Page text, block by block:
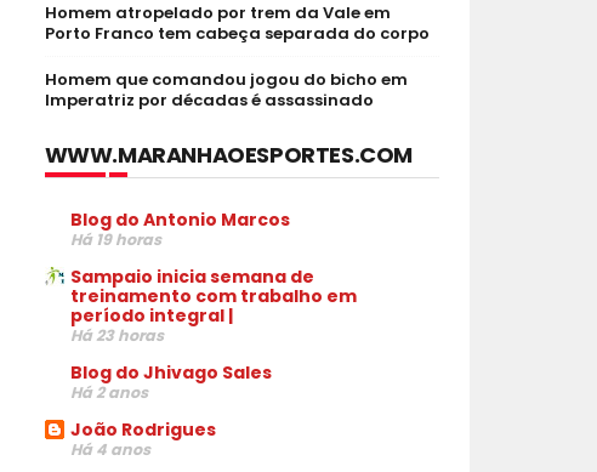
Homem atropelado por trem da Vale em
Porto Franco tem cabeça separada do corpo
Homem que comandou jogou do bicho em
Imperatriz por décadas é assassinado
WWW.MARANHAOESPORTES.COM
Blog do Antonio Marcos
Há 19 horas
Sampaio inicia semana de
treinamento com trabalho em
período integral |
Há 23 horas
Blog do Jhivago Sales
Há 2 anos
João Rodrigues
Há 4 anos